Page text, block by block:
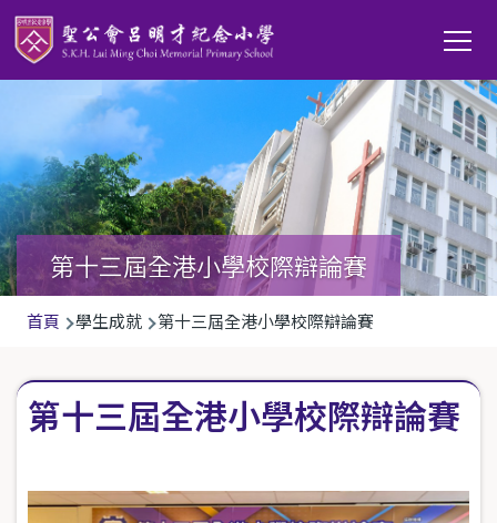
移至主內容
Main
第十三屆全港小學校際辯論賽
導
連
結
首頁 學生成就 第十三屆全港小學校際辯論賽
第十三屆全港小學校際辯論賽